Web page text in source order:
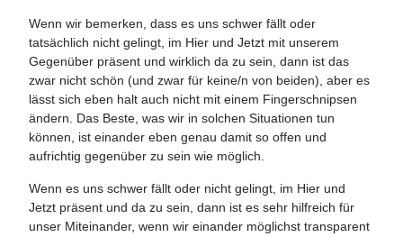
Wenn wir bemerken, dass es uns schwer fällt oder
tatsächlich nicht gelingt, im Hier und Jetzt mit unserem
Gegenüber präsent und wirklich da zu sein, dann ist das
zwar nicht schön (und zwar für keine/n von beiden), aber es
lässt sich eben halt auch nicht mit einem Fingerschnipsen
ändern. Das Beste, was wir in solchen Situationen tun
können, ist einander eben genau damit so offen und
aufrichtig gegenüber zu sein wie möglich.
Wenn es uns schwer fällt oder nicht gelingt, im Hier und
Jetzt präsent und da zu sein, dann ist es sehr hilfreich für
unser Miteinander, wenn wir einander möglichst transparent